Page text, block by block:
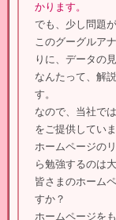
かります。
でも、少し問題
このグーグルア
りに、データの
なんたって、解
す。
なので、当社で
をご提供していま
ホームページの
ら勉強するのは
皆さまのホーム
すか？
ホームページを